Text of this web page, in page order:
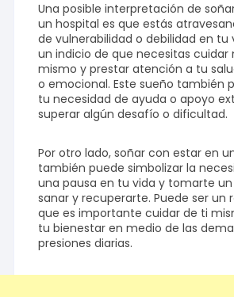
Una posible interpretación de
un hospital es que estás
de vulnerabilidad o debilidad en tu
un indicio de que necesitas cuidar
mismo y prestar atención a tu
o emocional. Este sueño también
tu necesidad de ayuda o apoyo
superar algún desafío o dificultad.
Por otro lado, soñar con estar en
también puede simbolizar la
una pausa en tu vida y tomarte
sanar y recuperarte. Puede ser un
que es importante cuidar de ti
tu bienestar en medio de las
presiones diarias.